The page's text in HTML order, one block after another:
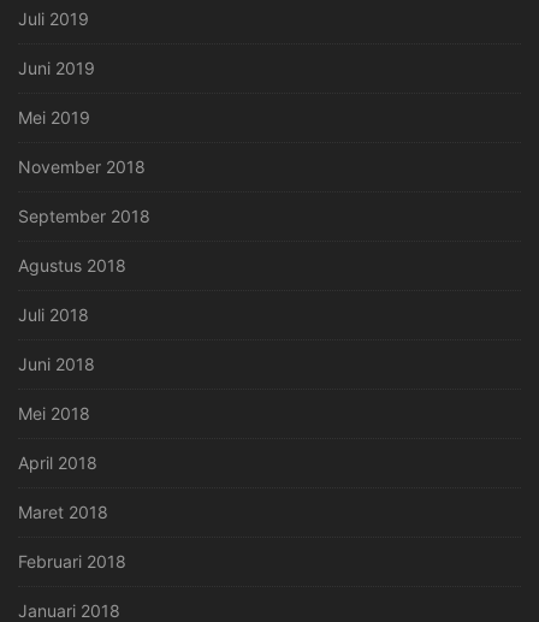
Juli 2019
Juni 2019
Mei 2019
November 2018
September 2018
Agustus 2018
Juli 2018
Juni 2018
Mei 2018
April 2018
Maret 2018
Februari 2018
Januari 2018